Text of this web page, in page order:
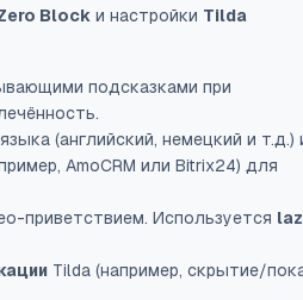
Block и настройки Tilda
подсказками при
(английский, немецкий и т.д.)
AmoCRM или Bitrix24) для
приветствием. Используется
Tilda (например, скрытие/